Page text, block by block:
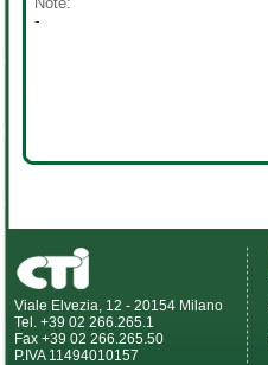
-
Viale Elvezia, 12 - 20154 Milano
Tel. +39 02 266.265.1
Fax +39 02 266.265.50
P.IVA 11494010157